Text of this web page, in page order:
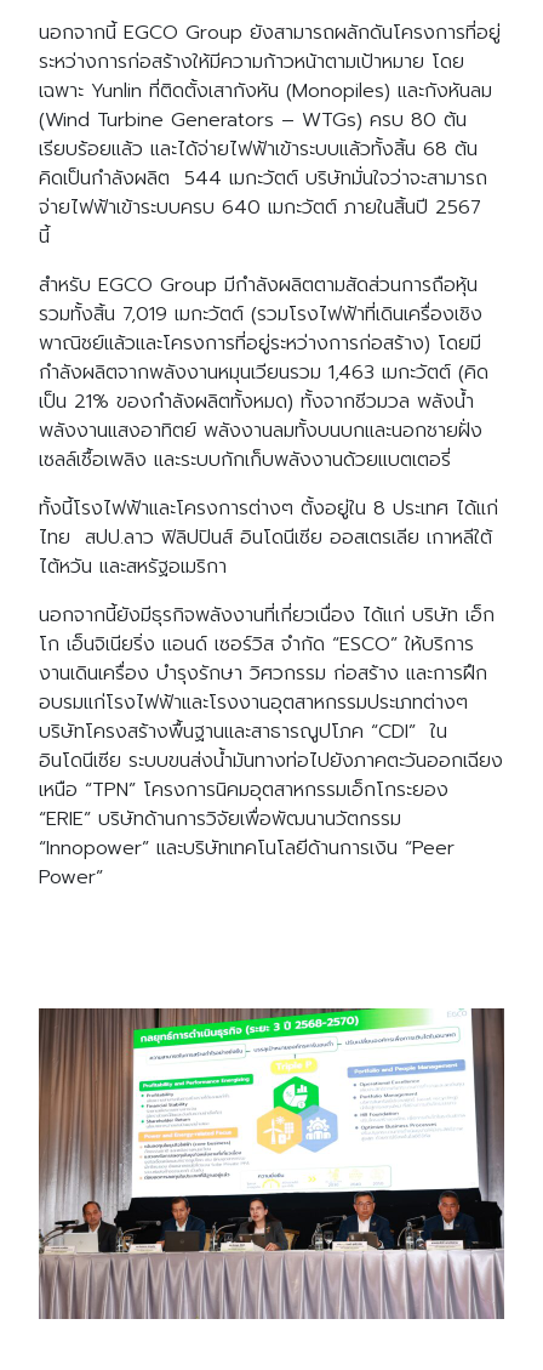
Search
for: Search
นอกจากนี้ EGCO Group ยังสามารถผลักดันโครงการที่อยู่
ระหว่างการก่อสร้างให้มีความก้าวหน้าตามเป้าหมาย โดย
เฉพาะ Yunlin ที่ติดตั้งเสากังหัน (Monopiles) และกังหันลม
(Wind Turbine Generators – WTGs) ครบ 80 ต้น
เรียบร้อยแล้ว และได้จ่ายไฟฟ้าเข้าระบบแล้วทั้งสิ้น 68 ต้น
คิดเป็นกำลังผลิต 544 เมกะวัตต์ บริษัทมั่นใจว่าจะสามารถ
จ่ายไฟฟ้าเข้าระบบครบ 640 เมกะวัตต์ ภายในสิ้นปี 2567
นี้
สำหรับ EGCO Group มีกำลังผลิตตามสัดส่วนการถือหุ้น
รวมทั้งสิ้น 7,019 เมกะวัตต์ (รวมโรงไฟฟ้าที่เดินเครื่องเชิง
พาณิชย์แล้วและโครงการที่อยู่ระหว่างการก่อสร้าง) โดยมี
กำลังผลิตจากพลังงานหมุนเวียนรวม 1,463 เมกะวัตต์ (คิด
เป็น 21% ของกำลังผลิตทั้งหมด) ทั้งจากชีวมวล พลังน้ำ
พลังงานแสงอาทิตย์ พลังงานลมทั้งบนบกและนอกชายฝั่ง
เซลล์เชื้อเพลิง และระบบกักเก็บพลังงานด้วยแบตเตอรี่
ทั้งนี้โรงไฟฟ้าและโครงการต่างๆ ตั้งอยู่ใน 8 ประเทศ ได้แก่
ไทย สปป.ลาว ฟิลิปปินส์ อินโดนีเซีย ออสเตรเลีย เกาหลีใต้
ไต้หวัน และสหรัฐอเมริกา
นอกจากนี้ยังมีธุรกิจพลังงานที่เกี่ยวเนื่อง ได้แก่ บริษัท เอ็ก
โก เอ็นจิเนียริ่ง แอนด์ เซอร์วิส จำกัด “ESCO” ให้บริการ
งานเดินเครื่อง บำรุงรักษา วิศวกรรม ก่อสร้าง และการฝึก
อบรมแก่โรงไฟฟ้าและโรงงานอุตสาหกรรมประเภทต่างๆ
บริษัทโครงสร้างพื้นฐานและสาธารณูปโภค “CDI” ใน
อินโดนีเซีย ระบบขนส่งน้ำมันทางท่อไปยังภาคตะวันออกเฉียง
เหนือ “TPN” โครงการนิคมอุตสาหกรรมเอ็กโกระยอง
“ERIE” บริษัทด้านการวิจัยเพื่อพัฒนานวัตกรรม
“Innopower” และบริษัทเทคโนโลยีด้านการเงิน “Peer
Power”